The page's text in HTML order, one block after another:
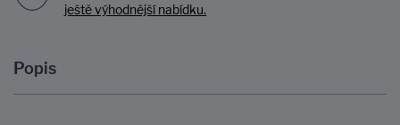
ještě výhodnější nabídku.
Popis